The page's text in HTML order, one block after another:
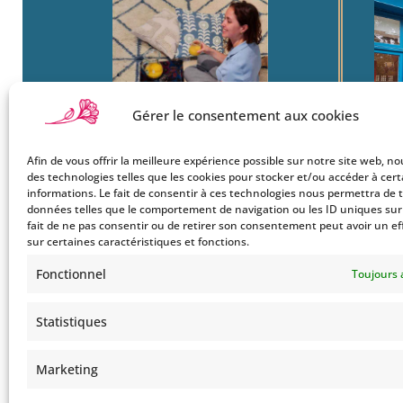
Gérer le consentement aux cookies
Afin de vous offrir la meilleure expérience possible sur notre site web,
des technologies telles que les cookies pour stocker et/ou accéder à
informations. Le fait de consentir à ces technologies nous permettra de
données telles que le comportement de navigation ou les ID uniques sur
fait de ne pas consentir ou de retirer son consentement peut avoir un
sur certaines caractéristiques et fonctions.
Fonctionnel Toujours
Statistiques
Marketing
Boutique
Mon Compte
Le Style Bohemians
22